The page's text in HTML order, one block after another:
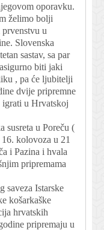
oporavku.
želimo bolji
u
Slovenska
sastav, sa par
biti jaki
, pa će ljubitelji
dvije pripremne
igrati u Hrvatskoj
susreta u Poreču (
kolovoza u 21
i Pazina i hvala
pripremama
saveza Istarske
košarkaške
hrvatskih
pripremaju u